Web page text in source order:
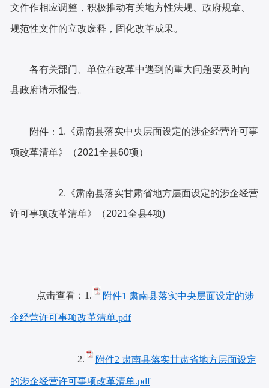
文件作相应调整，积极推动有关地方性法规、政府规章、
规范性文件的立改废释，固化改革成果。
各有关部门、单位在改革中遇到的重大问题要及时向
县政府请示报告。
附件： 1.《肃南县落实中央层面设定的涉企经营许可事
项改革清单》（2021全县60项）
2.《肃南县落实甘肃省地方层面设定的涉企经营
许可事项改革清单》（2021全县4项)
点击查看：1. 附件1 肃南县落实中央层面设定的涉
企经营许可事项改革清单.pdf
2. 附件2 肃南县落实甘肃省地方层面设定
的涉企经营许可事项改革清单.pdf